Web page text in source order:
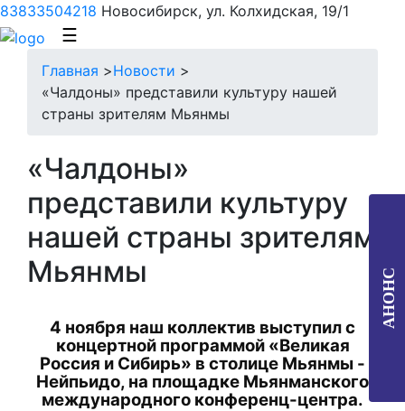
83833504218 Новосибирск, ул. Колхидская, 19/1
☰
Главная >Новости >
«Чалдоны» представили культуру нашей
страны зрителям Мьянмы
«Чалдоны»
представили культуру
нашей страны зрителям
Мьянмы
4 ноября наш коллектив выступил с
концертной программой «Великая
Россия и Сибирь» в столице Мьянмы -
Нейпьидо, на площадке Мьянманского
международного конференц-центра.
АНОНС